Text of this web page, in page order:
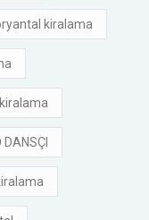
kiralama
kiralama
DANSÇI